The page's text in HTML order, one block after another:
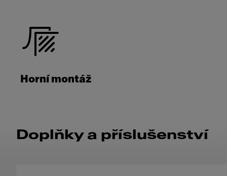
Horní montáž
Doplňky a příslušenství